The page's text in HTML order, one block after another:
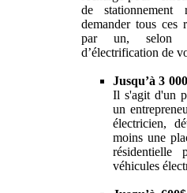
de stationnement
demander tous ces
par un, selon
d’électrification de
Jusqu’à 3
Il s'agit d'un
un
électricien,
moins une
résidentielle
véhicules